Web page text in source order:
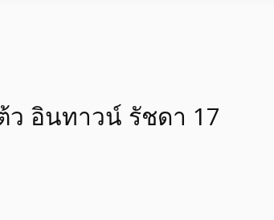
ว อินทาวน์ รัชดา 17